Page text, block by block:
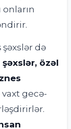
də
özəl
gecə-